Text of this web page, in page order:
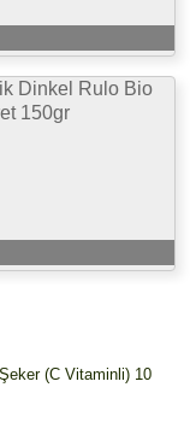
Dinkel Rulo Bio
150gr
(C Vitaminli) 10